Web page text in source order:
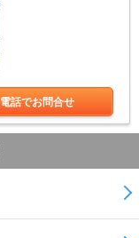
電話でお問合せ